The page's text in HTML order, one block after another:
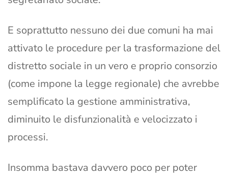
E soprattutto nessuno dei due comuni ha mai
attivato le procedure per la trasformazione del
distretto sociale in un vero e proprio consorzio
(come impone la legge regionale) che avrebbe
semplificato la gestione amministrativa,
diminuito le disfunzionalità e velocizzato i
processi.
Insomma bastava davvero poco per poter